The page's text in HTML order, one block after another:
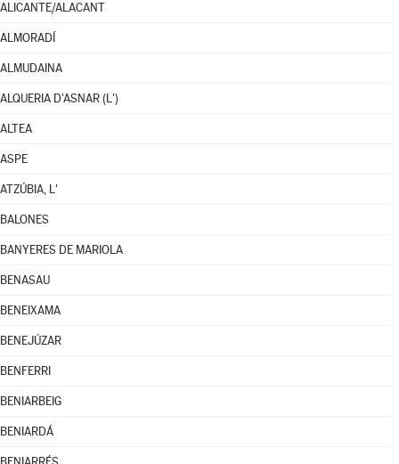
ALICANTE/ALACANT
ALMORADÍ
ALMUDAINA
ALQUERIA D'ASNAR (L')
ALTEA
ASPE
ATZÚBIA, L'
BALONES
BANYERES DE MARIOLA
BENASAU
BENEIXAMA
BENEJÚZAR
BENFERRI
BENIARBEIG
BENIARDÁ